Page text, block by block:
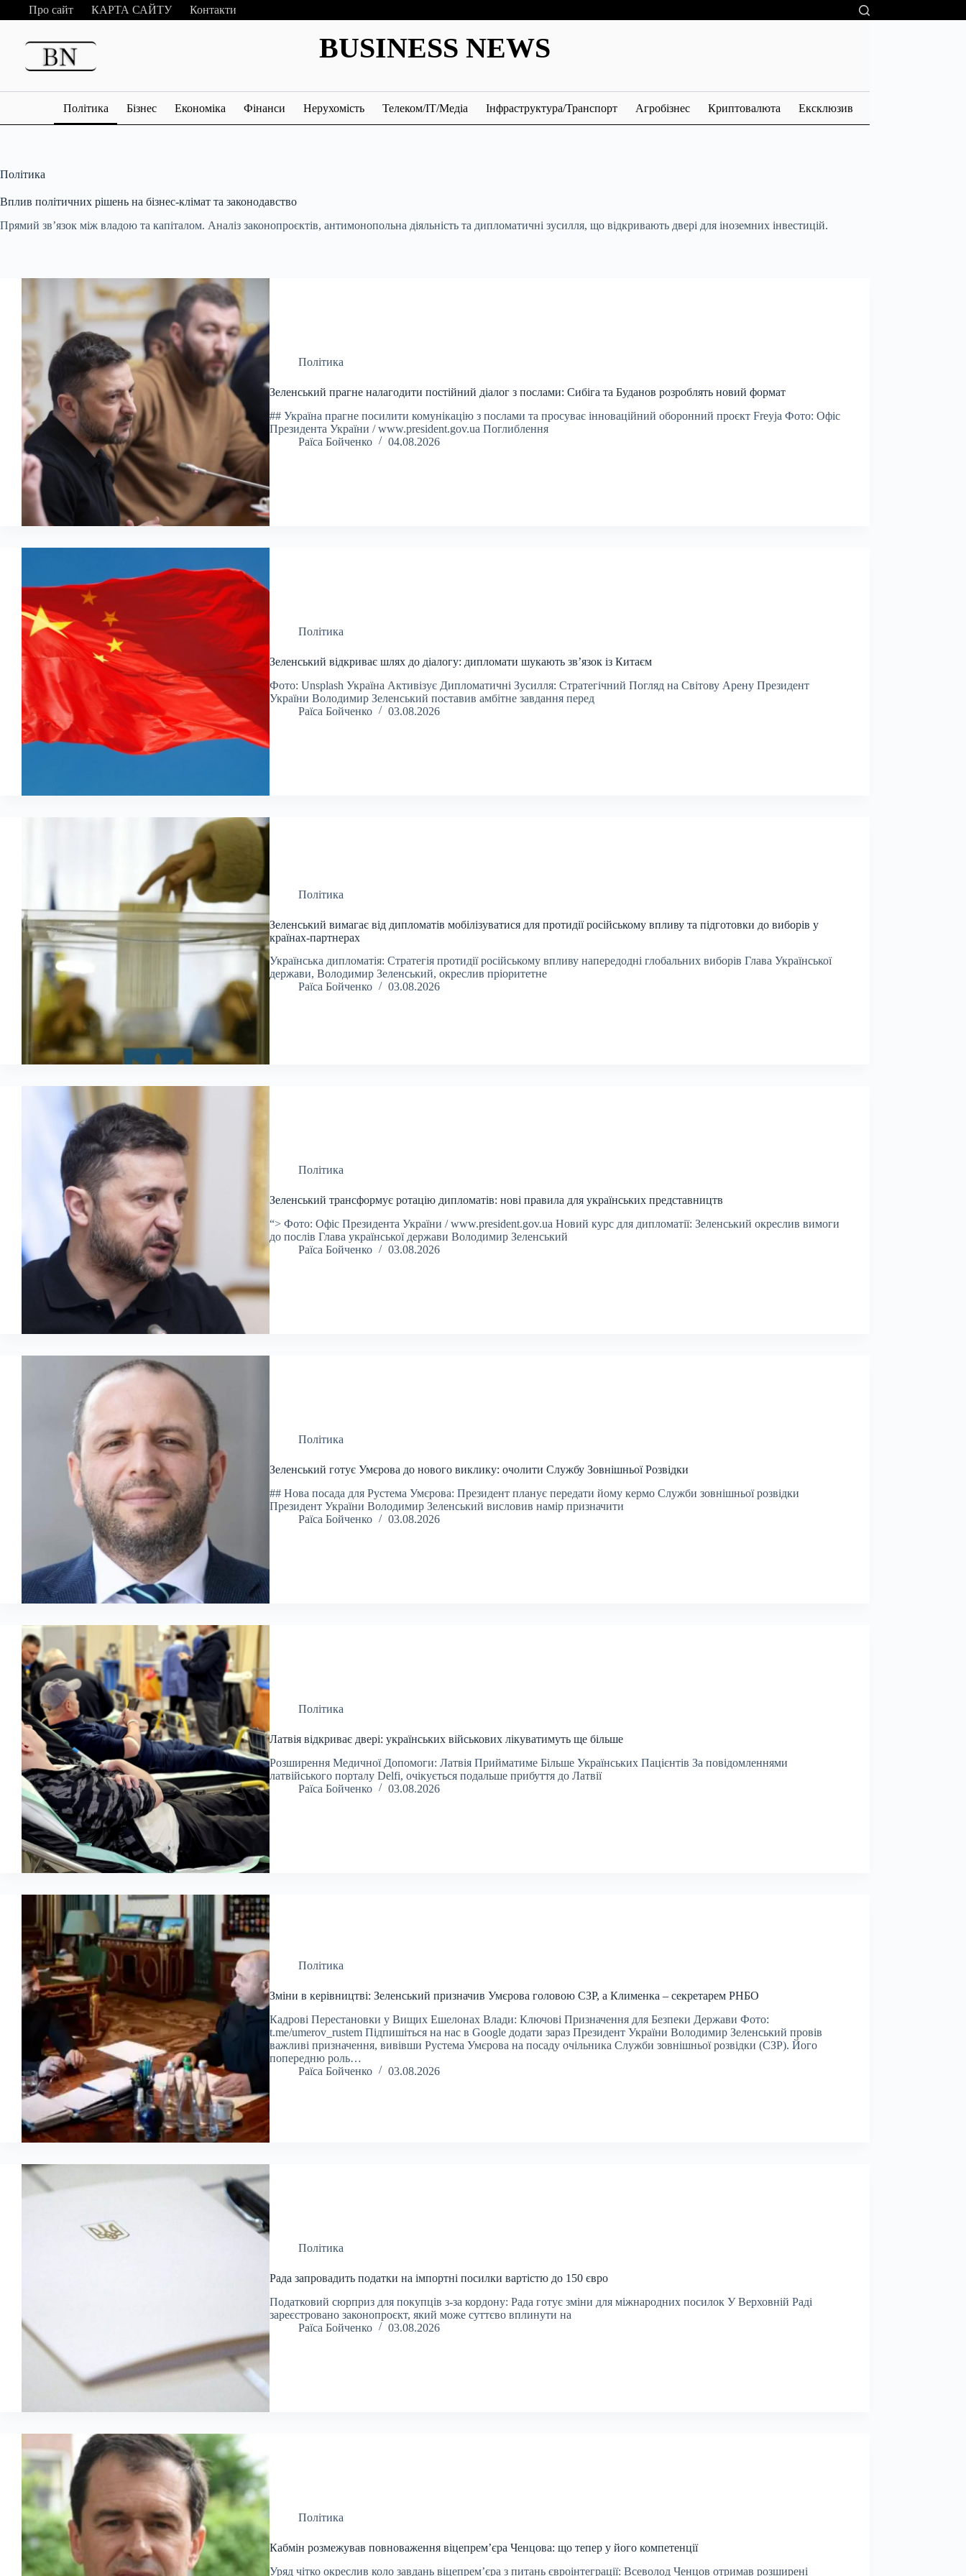
Перейти
до
Про сайт КАРТА САЙТУ Контакти
BUSINESS NEWS
Політика Бізнес Економіка Фінанси Нерухомість Телеком/ІТ/Медіа Інфраструктура/Транспорт Агробізнес Криптовалюта Ексклюзив
Політика
Вплив політичних рішень на бізнес-клімат та законодавство
Прямий зв’язок між владою та капіталом. Аналіз законопроєктів, антимонопольна діяльність та дипломатичні зусилля, що відкривають двері для іноземних інвестицій.
Політика
Зеленський прагне налагодити постійний діалог з послами: Сибіга та Буданов розроблять новий формат
## Україна прагне посилити комунікацію з послами та просуває інноваційний оборонний проєкт Freyja Фото: Офіс
Президента України / www.president.gov.ua Поглиблення
Раїса Бойченко
04.08.2026
Політика
Зеленський відкриває шлях до діалогу: дипломати шукають зв’язок із Китаєм
Фото: Unsplash Україна Активізує Дипломатичні Зусилля: Стратегічний Погляд на Світову Арену Президент
України Володимир Зеленський поставив амбітне завдання перед
Раїса Бойченко
03.08.2026
Політика
Зеленський вимагає від дипломатів мобілізуватися для протидії російському впливу та підготовки до виборів у
країнах-партнерах
Українська дипломатія: Стратегія протидії російському впливу напередодні глобальних виборів Глава Української
держави, Володимир Зеленський, окреслив пріоритетне
Раїса Бойченко
03.08.2026
Політика
Зеленський трансформує ротацію дипломатів: нові правила для українських представництв
“> Фото: Офіс Президента України / www.president.gov.ua Новий курс для дипломатії: Зеленський окреслив вимоги
до послів Глава української держави Володимир Зеленський
Раїса Бойченко
03.08.2026
Політика
Зеленський готує Умєрова до нового виклику: очолити Службу Зовнішньої Розвідки
## Нова посада для Рустема Умєрова: Президент планує передати йому кермо Служби зовнішньої розвідки
Президент України Володимир Зеленський висловив намір призначити
Раїса Бойченко
03.08.2026
Політика
Латвія відкриває двері: українських військових лікуватимуть ще більше
Розширення Медичної Допомоги: Латвія Прийматиме Більше Українських Пацієнтів За повідомленнями
латвійського порталу Delfi, очікується подальше прибуття до Латвії
Раїса Бойченко
03.08.2026
Політика
Зміни в керівництві: Зеленський призначив Умєрова головою СЗР, а Клименка – секретарем РНБО
Кадрові Перестановки у Вищих Ешелонах Влади: Ключові Призначення для Безпеки Держави Фото:
t.me/umerov_rustem Підпишіться на нас в Google додати зараз Президент України Володимир Зеленський провів
важливі призначення, вивівши Рустема Умєрова на посаду очільника Служби зовнішньої розвідки (СЗР). Його
попередню роль…
Раїса Бойченко
03.08.2026
Політика
Рада запровадить податки на імпортні посилки вартістю до 150 євро
Податковий сюрприз для покупців з-за кордону: Рада готує зміни для міжнародних посилок У Верховній Раді
зареєстровано законопроєкт, який може суттєво вплинути на
Раїса Бойченко
03.08.2026
Політика
Кабмін розмежував повноваження віцепрем’єра Ченцова: що тепер у його компетенції
Уряд чітко окреслив коло завдань віцепрем’єра з питань євроінтеграції: Всеволод Ченцов отримав розширені